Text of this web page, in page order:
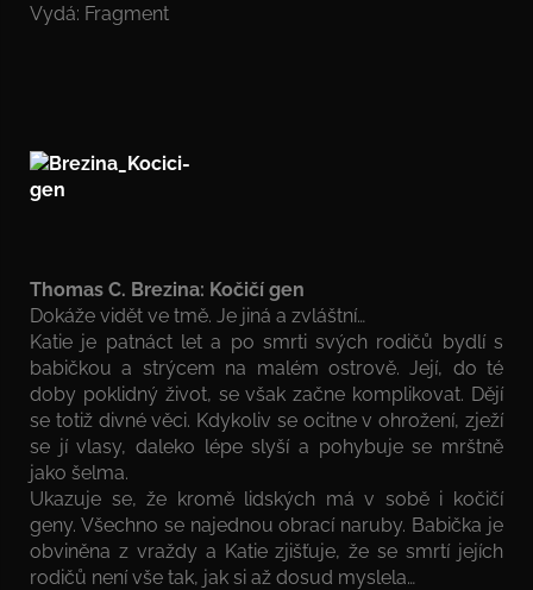
Vydá: Fragment
Thomas C. Brezina: Kočičí gen
Dokáže vidět ve tmě. Je jiná a zvláštní…
Katie je patnáct let a po smrti svých rodičů bydlí s
babičkou a strýcem na malém ostrově. Její, do té
doby poklidný život, se však začne komplikovat. Dějí
se totiž divné věci. Kdykoliv se ocitne v ohrožení, zježí
se jí vlasy, daleko lépe slyší a pohybuje se mrštně
jako šelma.
Ukazuje se, že kromě lidských má v sobě i kočičí
geny. Všechno se najednou obrací naruby. Babička je
obviněna z vraždy a Katie zjišťuje, že se smrtí jejích
rodičů není vše tak, jak si až dosud myslela…